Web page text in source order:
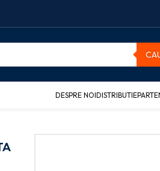
DESPRE NOIDISTRIBUTIE